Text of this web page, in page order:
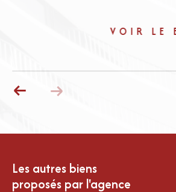
VOIR LE BIEN
Les autres biens
proposés par l'agence